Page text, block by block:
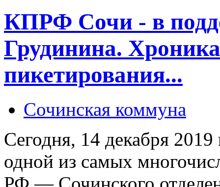
КПРФ Сочи - в
Грудинина.
пикетирования...
Сочинская коммуна
Сегодня, 14 декабря 2019
одной из самых